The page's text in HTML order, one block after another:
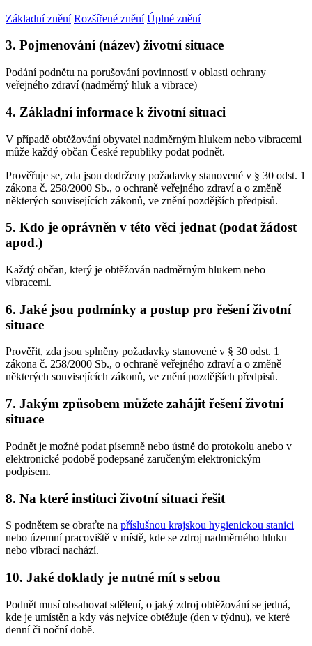
Základní znění Rozšířené znění Úplné znění
3. Pojmenování (název) životní situace
Podání podnětu na porušování povinností v oblasti ochrany
veřejného zdraví (nadměrný hluk a vibrace)
4. Základní informace k životní situaci
V případě obtěžování obyvatel nadměrným hlukem nebo vibracemi
může každý občan České republiky podat podnět.
Prověřuje se, zda jsou dodrženy požadavky stanovené v § 30 odst. 1
zákona č. 258/2000 Sb., o ochraně veřejného zdraví a o změně
některých souvisejících zákonů, ve znění pozdějších předpisů.
5. Kdo je oprávněn v této věci jednat (podat žádost
apod.)
Každý občan, který je obtěžován nadměrným hlukem nebo
vibracemi.
6. Jaké jsou podmínky a postup pro řešení životní
situace
Prověřit, zda jsou splněny požadavky stanovené v § 30 odst. 1
zákona č. 258/2000 Sb., o ochraně veřejného zdraví a o změně
některých souvisejících zákonů, ve znění pozdějších předpisů.
7. Jakým způsobem můžete zahájit řešení životní
situace
Podnět je možné podat písemně nebo ústně do protokolu anebo v
elektronické podobě podepsané zaručeným elektronickým
podpisem.
8. Na které instituci životní situaci řešit
S podnětem se obraťte na příslušnou krajskou hygienickou stanici
nebo územní pracoviště v místě, kde se zdroj nadměrného hluku
nebo vibrací nachází.
10. Jaké doklady je nutné mít s sebou
Podnět musí obsahovat sdělení, o jaký zdroj obtěžování se jedná,
kde je umístěn a kdy vás nejvíce obtěžuje (den v týdnu), ve které
denní či noční době.